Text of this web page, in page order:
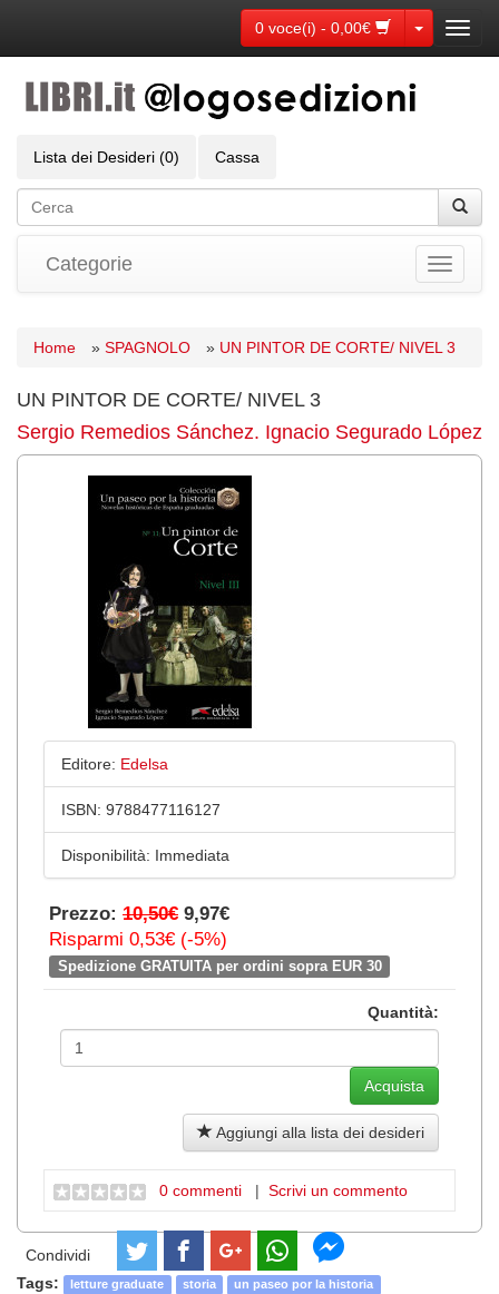
0 voce(i) - 0,00€ Toggle
Lista dei Desideri (0) Cassa
Toggle
Categorie
Home » SPAGNOLO » UN PINTOR DE CORTE/ NIVEL 3
UN PINTOR DE CORTE/ NIVEL 3
Sergio Remedios Sánchez. Ignacio Segurado López
Editore: Edelsa
ISBN: 9788477116127
Disponibilità: Immediata
Prezzo: 10,50€ 9,97€
Risparmi 0,53€ (-5%)
Spedizione GRATUITA per ordini sopra EUR 30
Quantità:
Aggiungi alla lista dei desideri
0 commenti | Scrivi un commento
Condividi
Tags:
letture graduate storia un paseo por la historia